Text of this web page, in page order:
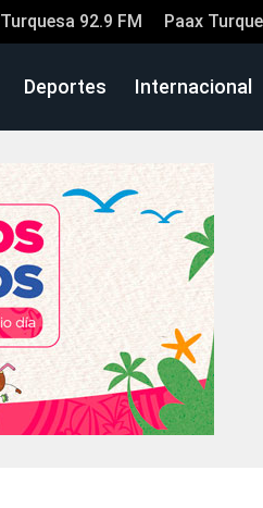
Turquesa 92.9 FM Paax
Deportes Internacional